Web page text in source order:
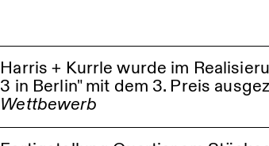
Harris + Kurrle wurde im
3 in Berlin" mit dem 3. Preis
Wettbewerb